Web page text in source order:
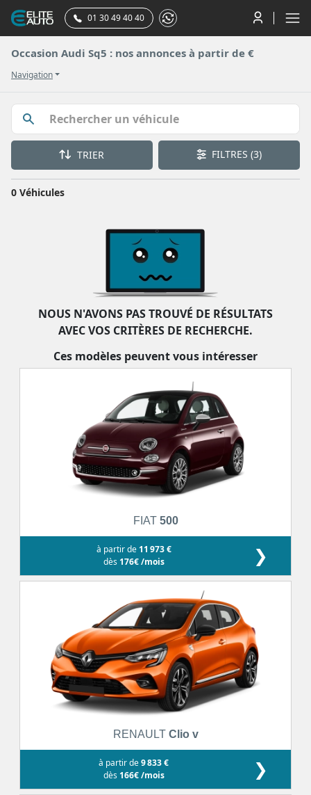
01 30 49 40 40
Occasion Audi Sq5 : nos annonces à partir de €
Navigation
TRIER FILTRES(3)
0 Véhicules
NOUS N'AVONS PAS TROUVÉ DE RÉSULTATS
AVEC VOS CRITÈRES DE RECHERCHE.
Ces modèles peuvent vous intéresser
FIAT 500
à partir de 11 973 €
dès 176€ /mois ❯
RENAULT Clio v
à partir de9 833 €
dès 166€ /mois ❯